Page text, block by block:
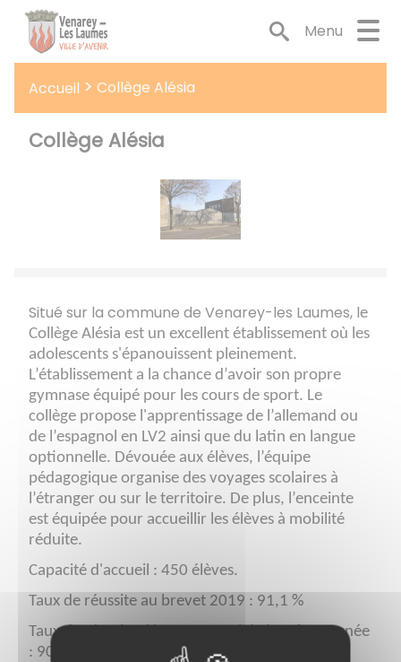
Lien
d'accès
rapide
menu
Lien
d'accès
rapide
contenu
principal
Lien
d'accès
rapide
recherche
Lien
d'accès
rapide
pied
de
page
Menu
Accueil Collège Alésia
Collège Alésia
Situé sur la commune de Venarey-les Laumes, le
Collège Alésia est un excellent établissement où les
adolescents s'épanouissent pleinement.
L’établissement a la chance d’avoir son propre
gymnase équipé pour les cours de sport. Le
collège propose l'apprentissage de l’allemand ou
de l’espagnol en LV2 ainsi que du latin en langue
optionnelle. Dévouée aux élèves, l’équipe
pédagogique organise des voyages scolaires à
l’étranger ou sur le territoire. De plus, l’enceinte
est équipée pour accueillir les élèves à mobilité
réduite.
Capacité d'accueil : 450 élèves.
Taux de réussite au brevet 2019 : 91,1 %
Taux de réussite départemental de la même année
: 90,3 %
Panneau de gestion des cookies